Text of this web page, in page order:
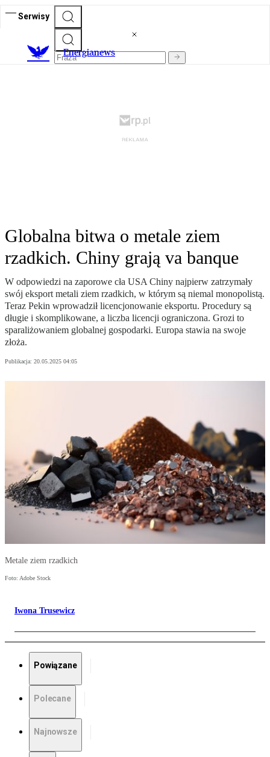
Serwisy
Energianews
Globalna bitwa o metale ziem
rzadkich. Chiny grają va banque
W odpowiedzi na zaporowe cła USA Chiny najpierw zatrzymały
swój eksport metali ziem rzadkich, w którym są niemal monopolistą.
Teraz Pekin wprowadził licencjonowanie eksportu. Procedury są
długie i skomplikowane, a liczba licencji ograniczona. Grozi to
sparaliżowaniem globalnej gospodarki. Europa stawia na swoje
złoża.
Publikacja: 20.05.2025 04:05
Metale ziem rzadkich
Foto: Adobe Stock
Iwona Trusewicz
Powiązane
Polecane
Najnowsze